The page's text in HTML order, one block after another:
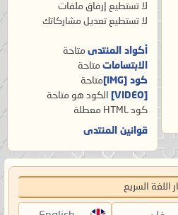
لا تستطيع إرفاق ملفات
لا تستطيع تعديل مشاركاتك
أكواد المنتدى متاحة
الابتسامات متاحة
كود [IMG]
متاحة
[VIDEO]
الكود هو متاحة
كود HTML
معطلة
قوانين المنتدى
اللغة السريع